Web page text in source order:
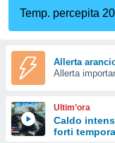
le
di
Web
le
Temp. percepita
Allerta
Allerta
Ultim’ora
Caldo
forti